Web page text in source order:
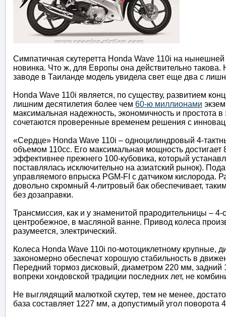
Симпатичная скутеретта Honda Wave 110i на
новинка. Что ж, для Европы она действительно
заводе в Таиланде модель увидела свет еще два с
Honda Wave 110i является, по существу, развитием
лишним десятилетия более чем 60-ю миллионами
максимальная надежность, экономичность и простота
сочетаются проверенные временем решения с
«Сердце» Honda Wave 110i – одноцилиндровый 4-
объемом 110сс. Его максимальная мощность достигает
эффективнее прежнего 100-кубовика, который
поставлялась исключительно на азиатский рынок).
управляемого впрыска PGM-FI с датчиком кислорода.
довольно скромный 4-литровый бак обеспечивает,
без дозаправки.
Трансмиссия, как и у знаменитой прародительницы –
центробежное, в масляной ванне. Привод колеса
разумеется, электрический.
Колеса Honda Wave 110i по-мотоциклетному крупные,
закономерно обеспечат хорошую стабильность в
Передний тормоз дисковый, диаметром 220 мм,
вопреки хондовской традиции последних лет, не
Не выглядящий малюткой скутер, тем не менее,
база составляет 1227 мм, а допустимый угол поворота